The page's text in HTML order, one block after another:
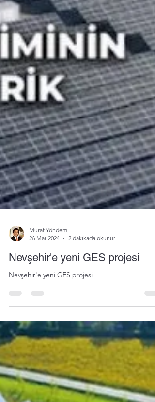
26 Mar 2024
2 dakikada okunur
Nevşehir'e yeni GES projesi
Nevşehir'e yeni GES projesi